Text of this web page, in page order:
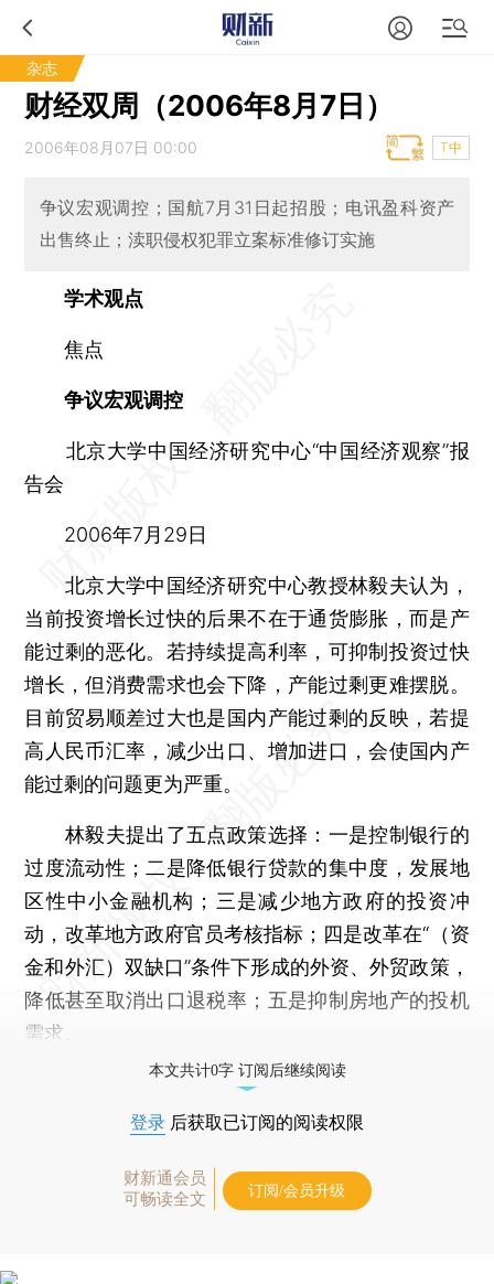
杂志
财经双周（2006年8月7日）
2006年08月07日 00:00 T中
争议宏观调控；国航7月31日起招股；电讯盈科资产
出售终止；渎职侵权犯罪立案标准修订实施
学术观点
焦点
争议宏观调控
北京大学中国经济研究中心“中国经济观察”报
告会
2006年7月29日
北京大学中国经济研究中心教授林毅夫认为，
当前投资增长过快的后果不在于通货膨胀，而是产
能过剩的恶化。若持续提高利率，可抑制投资过快
增长，但消费需求也会下降，产能过剩更难摆脱。
目前贸易顺差过大也是国内产能过剩的反映，若提
高人民币汇率，减少出口、增加进口，会使国内产
能过剩的问题更为严重。
林毅夫提出了五点政策选择：一是控制银行的
过度流动性；二是降低银行贷款的集中度，发展地
区性中小金融机构；三是减少地方政府的投资冲
动，改革地方政府官员考核指标；四是改革在“（资
金和外汇）双缺口”条件下形成的外资、外贸政策，
降低甚至取消出口退税率；五是抑制房地产的投机
需求。
本文共计0字 订阅后继续阅读
登录 后获取已订阅的阅读权限
财新通会员
可畅读全文
订阅/会员升级